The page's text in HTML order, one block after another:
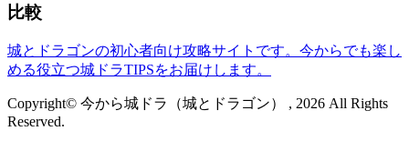
比較
城とドラゴンの初心者向け攻略サイトです。今からでも楽し
める役立つ城ドラTIPSをお届けします。
Copyright© 今から城ドラ（城とドラゴン） , 2026 All Rights
Reserved.